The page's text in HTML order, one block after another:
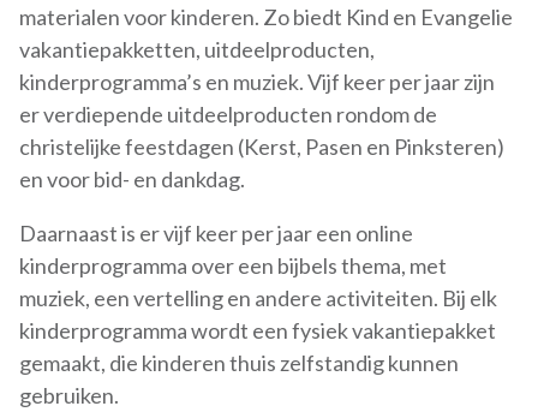
materialen voor kinderen. Zo biedt Kind en Evangelie
vakantiepakketten, uitdeelproducten,
kinderprogramma’s en muziek. Vijf keer per jaar zijn
er verdiepende uitdeelproducten rondom de
christelijke feestdagen (Kerst, Pasen en Pinksteren)
en voor bid- en dankdag.
Daarnaast is er vijf keer per jaar een online
kinderprogramma over een bijbels thema, met
muziek, een vertelling en andere activiteiten. Bij elk
kinderprogramma wordt een fysiek vakantiepakket
gemaakt, die kinderen thuis zelfstandig kunnen
gebruiken.